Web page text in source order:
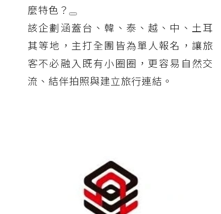
麼特色？
該企劃涵蓋台、韓、泰、越、中、土耳
其等地，主打全團皆為單人報名，讓旅
客不必融入既有小圈圈，更容易自然交
流、結伴拍照與建立旅行連結。